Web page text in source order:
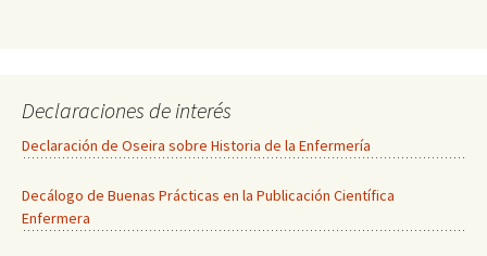
Declaraciones de interés
Declaración de Oseira sobre Historia de la Enfermería
Decálogo de Buenas Prácticas en la Publicación Científica
Enfermera